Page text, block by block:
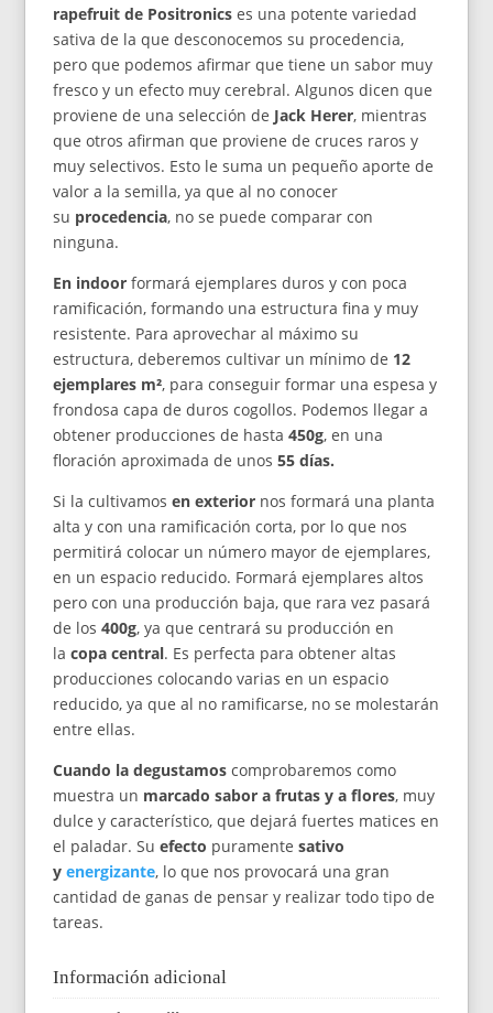
rapefruit de Positronics es una potente variedad
sativa de la que desconocemos su procedencia,
pero que podemos afirmar que tiene un sabor muy
fresco y un efecto muy cerebral. Algunos dicen que
proviene de una selección de Jack Herer, mientras
que otros afirman que proviene de cruces raros y
muy selectivos. Esto le suma un pequeño aporte de
valor a la semilla, ya que al no conocer
su procedencia, no se puede comparar con
ninguna.
En indoor formará ejemplares duros y con poca
ramificación, formando una estructura fina y muy
resistente. Para aprovechar al máximo su
estructura, deberemos cultivar un mínimo de 12
ejemplares m², para conseguir formar una espesa y
frondosa capa de duros cogollos. Podemos llegar a
obtener producciones de hasta450g, en una
floración aproximada de unos 55 días.
Si la cultivamosen exterior nos formará una planta
alta y con una ramificación corta, por lo que nos
permitirá colocar un número mayor de ejemplares,
en un espacio reducido. Formará ejemplares altos
pero con una producción baja, que rara vez pasará
de los400g, ya que centrará su producción en
lacopa central. Es perfecta para obtener altas
producciones colocando varias en un espacio
reducido, ya que al no ramificarse, no se molestarán
entre ellas.
Cuando la degustamos comprobaremos como
muestra un marcado sabor a frutas y a flores, muy
dulce y característico, que dejará fuertes matices en
el paladar. Suefecto puramente sativo
yenergizante, lo que nos provocará una gran
cantidad de ganas de pensar y realizar todo tipo de
tareas.
Información adicional